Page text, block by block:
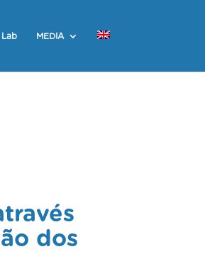
Lab MEDIA
dos